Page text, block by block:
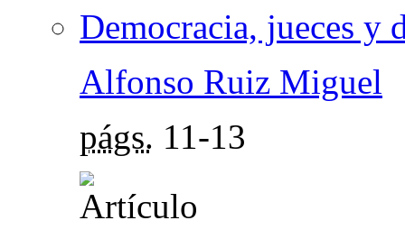
Democracia, jueces y
Alfonso Ruiz Miguel
págs. 11-13